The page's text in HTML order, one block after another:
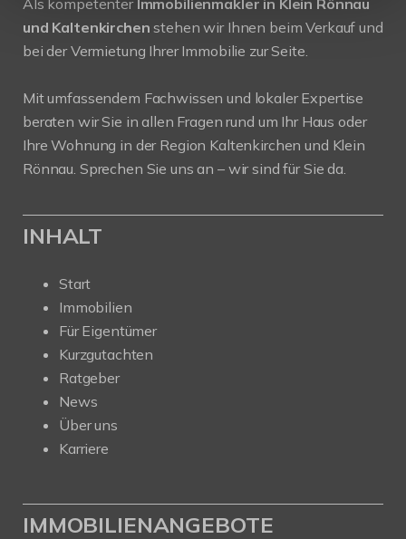
Als kompetenter Immobilienmakler in Klein Rönnau
und Kaltenkirchenstehen wir Ihnen beim Verkauf und
bei der Vermietung Ihrer Immobilie zur Seite.
Mit umfassendem Fachwissen und lokaler Expertise
beraten wir Sie in allen Fragen rund um Ihr Haus oder
Ihre Wohnung in der Region Kaltenkirchen und Klein
Rönnau. Sprechen Sie uns an – wir sind für Sie da.
INHALT
Start
Immobilien
Für Eigentümer
Kurzgutachten
Ratgeber
News
Über uns
Karriere
IMMOBILIENANGEBOTE